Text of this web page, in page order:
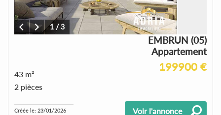
1 /3
EMBRUN (05)
Appartement
199900 €
43 m²
2 pièces
Créée le: 23/01/2026 Voir l'annonce